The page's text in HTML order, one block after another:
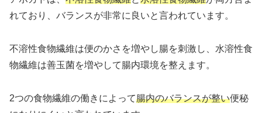
れており、バランスが非常に良いと言われています。
不溶性食物繊維は便のかさを増やし腸を刺激し、水溶性食
物繊維は善玉菌を増やして腸内環境を整えます。
2つの食物繊維の働きによって腸内のバランスが整い便秘